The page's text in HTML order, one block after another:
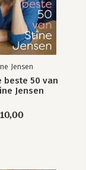
Jensen
beste 50 van
Jensen